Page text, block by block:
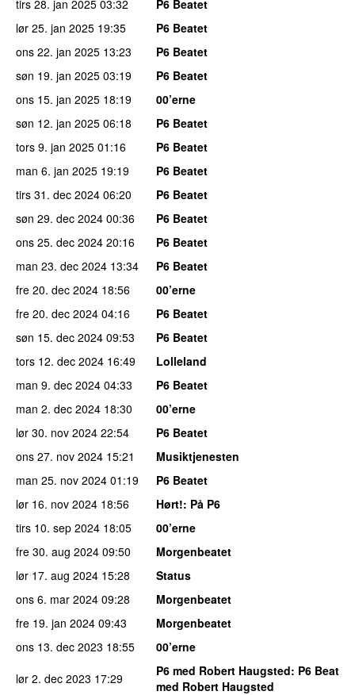
tirs 28. jan 2025 03:32
P6 Beatet
lør 25. jan 2025 19:35
P6 Beatet
ons 22. jan 2025 13:23
P6 Beatet
søn 19. jan 2025 03:19
P6 Beatet
ons 15. jan 2025 18:19
00’erne
søn 12. jan 2025 06:18
P6 Beatet
tors 9. jan 2025 01:16
P6 Beatet
man 6. jan 2025 19:19
P6 Beatet
tirs 31. dec 2024 06:20
P6 Beatet
søn 29. dec 2024 00:36
P6 Beatet
ons 25. dec 2024 20:16
P6 Beatet
man 23. dec 2024 13:34
P6 Beatet
fre 20. dec 2024 18:56
00’erne
fre 20. dec 2024 04:16
P6 Beatet
søn 15. dec 2024 09:53
P6 Beatet
tors 12. dec 2024 16:49
Lolleland
man 9. dec 2024 04:33
P6 Beatet
man 2. dec 2024 18:30
00’erne
lør 30. nov 2024 22:54
P6 Beatet
ons 27. nov 2024 15:21
Musiktjenesten
man 25. nov 2024 01:19
P6 Beatet
lør 16. nov 2024 18:56 Hørt!: På P6
tirs 10. sep 2024 18:05
00’erne
fre 30. aug 2024 09:50
Morgenbeatet
lør 17. aug 2024 15:28
Status
ons 6. mar 2024 09:28
Morgenbeatet
fre 19. jan 2024 09:43
Morgenbeatet
ons 13. dec 2023 18:55
00’erne
lør 2. dec 2023 17:29 P6 med Robert Haugsted: P6 Beat
med Robert Haugsted